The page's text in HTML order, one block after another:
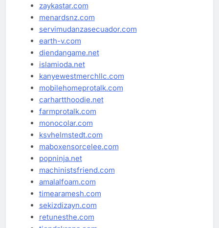
zaykastar.com
menardsnz.com
servimudanzasecuador.com
earth-v.com
diendangame.net
islamioda.net
kanyewestmerchllc.com
mobilehomeprotalk.com
carhartthoodie.net
farmprotalk.com
monocolar.com
ksvhelmstedt.com
maboxensorcelee.com
popninja.net
machinistsfriend.com
amalalfoam.com
timearamesh.com
sekizdizayn.com
retunesthe.com